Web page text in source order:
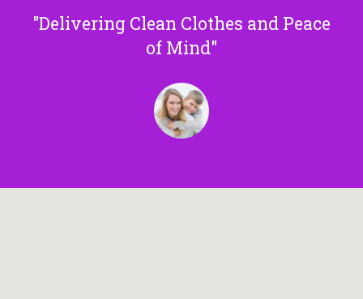
Delivering Clean Clothes and Peace
of Mind